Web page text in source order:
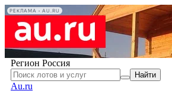
РЕКЛАМА • AU.RU
Регион Россия
Найти
Au.ru